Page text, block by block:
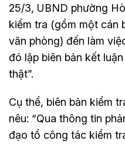
25/3, UBND phường
kiểm tra (gồm một cán
văn phòng) đến làm
đó lập biên bản kết
thật”.
Cụ thể, biên bản kiểm
nêu: “Qua thông tin
đạo tổ công tác kiểm